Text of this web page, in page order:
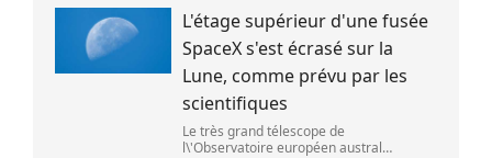
CASABIANCA )
L'étage supérieur d'une fusée
SpaceX s'est écrasé sur la
Lune, comme prévu par les
scientifiques
Le très grand télescope de
l\'Observatoire européen austral